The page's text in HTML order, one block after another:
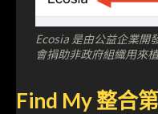
Ecosia 是由公益企業開
會捐助非政府組織用來
Find My 整合